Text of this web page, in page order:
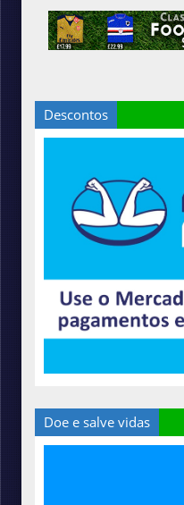
Descontos
Doe e salve vidas